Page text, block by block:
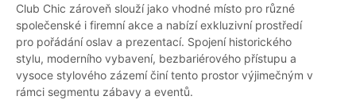
Club Chic zároveň slouží jako vhodné místo pro různé
společenské i firemní akce a nabízí exkluzivní prostředí
pro pořádání oslav a prezentací. Spojení historického
stylu, moderního vybavení, bezbariérového přístupu a
vysoce stylového zázemí činí tento prostor výjimečným v
rámci segmentu zábavy a eventů.